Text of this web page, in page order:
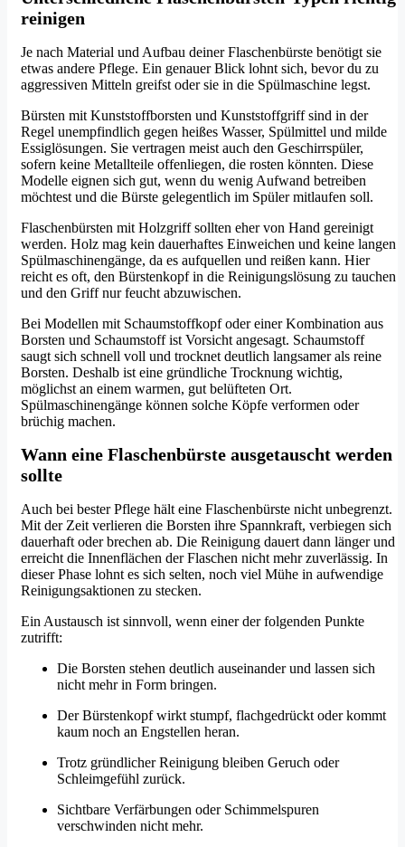
reinigen
Je nach Material und Aufbau deiner Flaschenbürste benötigt sie
etwas andere Pflege. Ein genauer Blick lohnt sich, bevor du zu
aggressiven Mitteln greifst oder sie in die Spülmaschine legst.
Bürsten mit Kunststoffborsten und Kunststoffgriff sind in der
Regel unempfindlich gegen heißes Wasser, Spülmittel und milde
Essiglösungen. Sie vertragen meist auch den Geschirrspüler,
sofern keine Metallteile offenliegen, die rosten könnten. Diese
Modelle eignen sich gut, wenn du wenig Aufwand betreiben
möchtest und die Bürste gelegentlich im Spüler mitlaufen soll.
Flaschenbürsten mit Holzgriff sollten eher von Hand gereinigt
werden. Holz mag kein dauerhaftes Einweichen und keine langen
Spülmaschinengänge, da es aufquellen und reißen kann. Hier
reicht es oft, den Bürstenkopf in die Reinigungslösung zu tauchen
und den Griff nur feucht abzuwischen.
Bei Modellen mit Schaumstoffkopf oder einer Kombination aus
Borsten und Schaumstoff ist Vorsicht angesagt. Schaumstoff
saugt sich schnell voll und trocknet deutlich langsamer als reine
Borsten. Deshalb ist eine gründliche Trocknung wichtig,
möglichst an einem warmen, gut belüfteten Ort.
Spülmaschinengänge können solche Köpfe verformen oder
brüchig machen.
Wann eine Flaschenbürste ausgetauscht werden
sollte
Auch bei bester Pflege hält eine Flaschenbürste nicht unbegrenzt.
Mit der Zeit verlieren die Borsten ihre Spannkraft, verbiegen sich
dauerhaft oder brechen ab. Die Reinigung dauert dann länger und
erreicht die Innenflächen der Flaschen nicht mehr zuverlässig. In
dieser Phase lohnt es sich selten, noch viel Mühe in aufwendige
Reinigungsaktionen zu stecken.
Ein Austausch ist sinnvoll, wenn einer der folgenden Punkte
zutrifft:
Die Borsten stehen deutlich auseinander und lassen sich
nicht mehr in Form bringen.
Der Bürstenkopf wirkt stumpf, flachgedrückt oder kommt
kaum noch an Engstellen heran.
Trotz gründlicher Reinigung bleiben Geruch oder
Schleimgefühl zurück.
Sichtbare Verfärbungen oder Schimmelspuren
verschwinden nicht mehr.